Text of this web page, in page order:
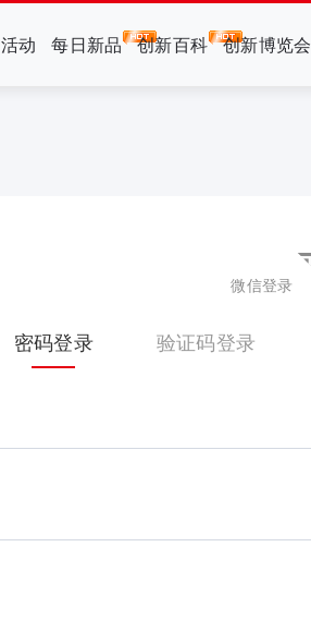
活动 每日新品 创新百科 创新博览会
微信登录
密码登录 验证码登录